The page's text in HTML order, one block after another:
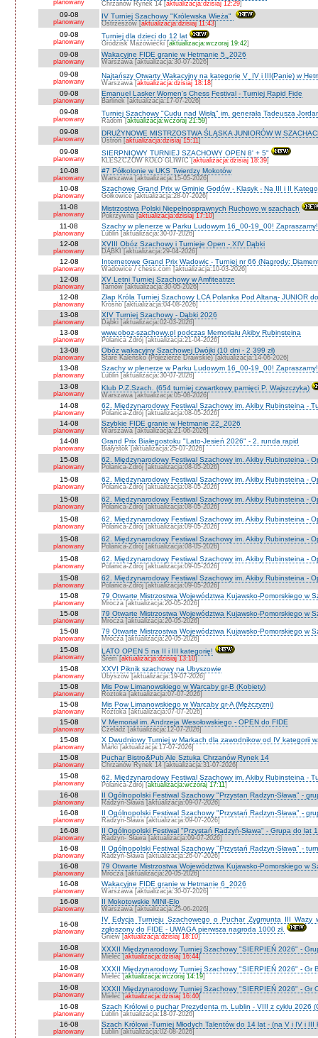
planowany Chrzanów Rynek 14 [aktualizacja:dzisiaj 12:29]
09-08
planowany
IV Turniej Szachowy "Królewska Wieża"
Ostrzeszów [aktualizacja:dzisiaj 11:43]
09-08
planowany
Turniej dla dzieci do 12 lat
Grodzisk Mazowiecki [aktualizacja:wczoraj 19:42]
09-08
planowany
Wakacyjne FIDE granie w Hetmanie 5_2026
Warszawa [aktualizacja:30-07-2026]
09-08
planowany
Najtańszy Otwarty Wakacyjny na kategorie V_IV i III(Panie) w
Warszawa [aktualizacja:dzisiaj 18:18]
09-08
planowany
Emanuel Lasker Women's Chess Festival - Turniej Rapid Fide
Barlinek [aktualizacja:17-07-2026]
09-08
planowany
Turniej Szachowy "Cudu nad Wisłą" im. generała Tadeusza
Radom [aktualizacja:wczoraj 21:59]
09-08
planowany
DRUŻYNOWE MISTRZOSTWA ŚLĄSKA JUNIORÓW W
Ustroń [aktualizacja:dzisiaj 15:11]
09-08
planowany
SIERPNIOWY TURNIEJ SZACHOWY OPEN 8' + 5"
KLESZCZÓW KOŁO GLIWIC [aktualizacja:dzisiaj 18:39]
10-08
planowany
#7 Półkolonie w UKS Twierdzy Mokotów
Warszawa [aktualizacja:15-05-2026]
10-08
planowany
Szachowe Grand Prix w Gminie Godów - Klasyk - Na III i II
Gołkowice [aktualizacja:28-07-2026]
11-08
planowany
Mistrzostwa Polski Niepełnosprawnych Ruchowo w szachach
Pokrzywna [aktualizacja:dzisiaj 17:10]
11-08
planowany
Szachy w plenerze w Parku Ludowym 16_00-19_00! Zapraszamy!
Lublin [aktualizacja:30-07-2026]
12-08
planowany
XVIII Obóz Szachowy i Turnieje Open - XIV Dąbki
DĄBKI [aktualizacja:29-04-2026]
12-08
planowany
Internetowe Grand Prix Wadowic - Turniej nr 66 (Nagrody:
Wadowice / chess.com [aktualizacja:10-03-2026]
12-08
planowany
XV Letni Turniej Szachowy w Amfiteatrze
Tarnów [aktualizacja:30-05-2026]
12-08
planowany
Złap Króla Turniej Szachowy LCA Polanka Pod Altaną- JUNIOR
Krosno [aktualizacja:04-08-2026]
13-08
planowany
XIV Turniej Szachowy - Dąbki 2026
Dąbki [aktualizacja:02-03-2026]
13-08
planowany
www.oboz-szachowy.pl podczas Memoriału Akiby Rubinsteina
Polanica Zdrój [aktualizacja:21-04-2026]
13-08
planowany
Obóz wakacyjny Szachowej Dwójki (10 dni - 2 399 zł)
Stare Kaleńsko (Pojezierze Drawskie) [aktualizacja:14-06-2026]
13-08
planowany
Szachy w plenerze w Parku Ludowym 16_00-19_00! Zapraszamy!
Lublin [aktualizacja:30-07-2026]
13-08
planowany
Klub P.Z.Szach. (654 turniej czwartkowy pamięci P. Wajszczyka)
Warszawa [aktualizacja:05-08-2026]
14-08
planowany
62. Międzynarodowy Festiwal Szachowy im. Akiby Rubinsteina -
Polanica-Zdrój [aktualizacja:08-05-2026]
14-08
planowany
Szybkie FIDE granie w Hetmanie 22_2026
Warszawa [aktualizacja:21-06-2026]
14-08
planowany
Grand Prix Białegostoku "Lato-Jesień 2026" - 2. runda rapid
Białystok [aktualizacja:25-07-2026]
15-08
planowany
62. Międzynarodowy Festiwal Szachowy im. Akiby Rubinsteina -
Polanica-Zdrój [aktualizacja:08-05-2026]
15-08
planowany
62. Międzynarodowy Festiwal Szachowy im. Akiby Rubinsteina -
Polanica-Zdrój [aktualizacja:08-05-2026]
15-08
planowany
62. Międzynarodowy Festiwal Szachowy im. Akiby Rubinsteina -
Polanica-Zdrój [aktualizacja:08-05-2026]
15-08
planowany
62. Międzynarodowy Festiwal Szachowy im. Akiby Rubinsteina -
Polanica-Zdrój [aktualizacja:09-05-2026]
15-08
planowany
62. Międzynarodowy Festiwal Szachowy im. Akiby Rubinsteina -
Polanica-Zdrój [aktualizacja:08-05-2026]
15-08
planowany
62. Międzynarodowy Festiwal Szachowy im. Akiby Rubinsteina -
Polanica-Zdrój [aktualizacja:09-05-2026]
15-08
planowany
62. Międzynarodowy Festiwal Szachowy im. Akiby Rubinsteina -
Polanica-Zdrój [aktualizacja:09-05-2026]
15-08
planowany
79 Otwarte Mistrzostwa Województwa Kujawsko-Pomorskiego w
Mrocza [aktualizacja:20-05-2026]
15-08
planowany
79 Otwarte Mistrzostwa Województwa Kujawsko-Pomorskiego w
Mrocza [aktualizacja:20-05-2026]
15-08
planowany
79 Otwarte Mistrzostwa Województwa Kujawsko-Pomorskiego w
Mrocza [aktualizacja:20-05-2026]
15-08
planowany
LATO OPEN 5 na II i III kategorię!
Śrem [aktualizacja:dzisiaj 13:10]
15-08
planowany
XXVI Piknik szachowy na Ubyszowie
Ubyszów [aktualizacja:19-07-2026]
15-08
planowany
Mis Pow Limanowskiego w Warcaby gr-B (Kobiety)
Roztoka [aktualizacja:07-07-2026]
15-08
planowany
Mis Pow Limanowskiego w Warcaby gr-A (Mężczyzni)
Roztoka [aktualizacja:07-07-2026]
15-08
planowany
V Memoriał im. Andrzeja Wesołowskiego - OPEN do FIDE
Czeladź [aktualizacja:12-07-2026]
15-08
planowany
X Dwudniowy Turniej w Markach dla zawodnikow od IV kategorii
Marki [aktualizacja:17-07-2026]
15-08
planowany
Puchar Bistro&Pub Ale Sztuka Chrzanów Rynek 14
Chrzanów Rynek 14 [aktualizacja:31-07-2026]
15-08
planowany
62. Międzynarodowy Festiwal Szachowy im. Akiby Rubinsteina -
Polanica-Zdrój [aktualizacja:wczoraj 17:11]
16-08
planowany
II Ogólnopolski Festiwal Szachowy "Przystan Radzyn-Sława" -
Radzyn-Sława [aktualizacja:09-07-2026]
16-08
planowany
II Ogólnopolski Festiwal Szachowy "Przystań Radzyn-Sława" -
Radzyn-Sława [aktualizacja:09-07-2026]
16-08
planowany
II Ogólnopolski Festiwal "Przystań Radzyń-Sława" - Grupa do lat
Radzyn- Sława [aktualizacja:09-07-2026]
16-08
planowany
II Ogólnopolski Festiwal Szachowy "Przystań Radzyn-Sława" -
Radzyń-Sława [aktualizacja:26-07-2026]
16-08
planowany
79 Otwarte Mistrzostwa Województwa Kujawsko-Pomorskiego w
Mrocza [aktualizacja:20-05-2026]
16-08
planowany
Wakacyjne FIDE granie w Hetmanie 6_2026
Warszawa [aktualizacja:30-07-2026]
16-08
planowany
II Mokotowskie MINI-Elo
Warszawa [aktualizacja:25-06-2026]
16-08
planowany
IV Edycja Turnieju Szachowego o Puchar Zygmunta III Wazy
zgłoszony do FIDE - UWAGA pierwsza nagroda 1000 zł.
Gniew [aktualizacja:dzisiaj 18:10]
16-08
planowany
XXXII Międzynarodowy Turniej Szachowy "SIERPIEŃ 2026" -
Mielec [aktualizacja:dzisiaj 16:44]
16-08
planowany
XXXII Międzynarodowy Turniej Szachowy "SIERPIEŃ 2026" - Gr
Mielec [aktualizacja:wczoraj 14:19]
16-08
planowany
XXXII Międzynarodowy Turniej Szachowy "SIERPIEŃ 2026" - Gr
Mielec [aktualizacja:dzisiaj 16:40]
16-08
planowany
Szach Królowi o puchar Prezydenta m. Lublin - VIII z cyklu 2026
Lublin [aktualizacja:18-07-2026]
16-08
planowany
Szach Królowi -Turniej Młodych Talentów do 14 lat - (na V i IV i III
Lublin [aktualizacja:02-08-2026]